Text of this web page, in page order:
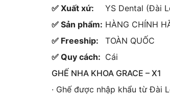
✅ Xuất xứ:
YS Dental (Đài
✅ Sản phẩm: HÀNG CHÍNH
✅ Freeship:
TOÀN QUỐC
✅ Quy cách: Cái
GHẾ NHA KHOA GRACE – X1
· Ghế được nhập khẩu từ Đài